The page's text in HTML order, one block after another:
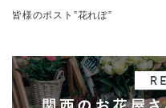
皆様のポスト”花れぽ”